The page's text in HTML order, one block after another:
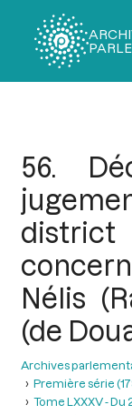
56.
Nélis
(de
Archives
Première série
Tome LXXXV - Du